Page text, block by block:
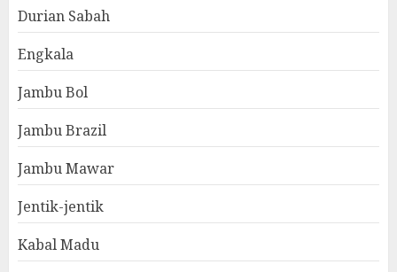
Durian Sabah
Engkala
Jambu Bol
Jambu Brazil
Jambu Mawar
Jentik-jentik
Kabal Madu